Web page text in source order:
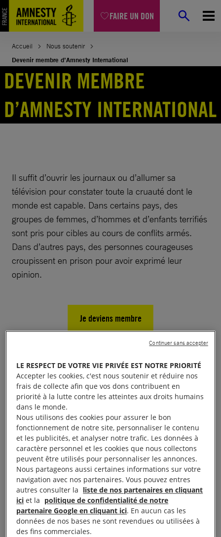
FAIRE UN DON
Aller
au
contenu
Accueil
Nous soutenir
Devenir membre d’Amnesty International
DEVENIR MEMBRE
D’AMNESTY INTERNATIONAL
Il suffit d’ouvrir les journaux ou d’allumer sa
télévision pour constater toute la cruauté dont le
monde est capable. Dans certains pays, des
groupes de femmes, d’hommes et d’enfants terrifiés
sont pris pour cibles au cours de conflits armés.
Dans d’autres pays, des personnes courageuses
croupissent en prison pour avoir exprimé leur
opinion.
Je deviens membre
Autant de situations qui révoltent bon nombre
d’entre nous. Si vous souhaitez lutter contre ces
cruautés à travers le monde et agir pour faire
respecter les droits de chacun à vivre en liberté,
adhérer à Amnesty International vous permet d’agir
de façon efficace.
LE RESPECT DE VOTRE VIE PRIVÉE EST NOTRE PRIORITÉ
Accepter les cookies, c'est nous soutenir et réduire nos
frais de collecte afin que vos dons contribuent en
priorité à la lutte contre les atteintes aux droits humains
dans le monde.
Nous utilisons des cookies pour assurer le bon
fonctionnement de notre site, personnaliser le contenu
et les publicités, et analyser notre trafic. Les données à
caractère personnel et les cookies que nous collectons
peuvent être utilisés pour personnaliser les annonces.
Nous partageons aussi certaines informations sur votre
navigation avec nos partenaires. Vous pouvez entres
autres consulter la liste de nos partenaires en cliquant
ici et la politique de confidentialité de notre
partenaire Google en cliquant ici. En aucun cas les
données de nos bases ne sont revendues ou utilisées à
des fins commerciales.
Continuer sans accepter